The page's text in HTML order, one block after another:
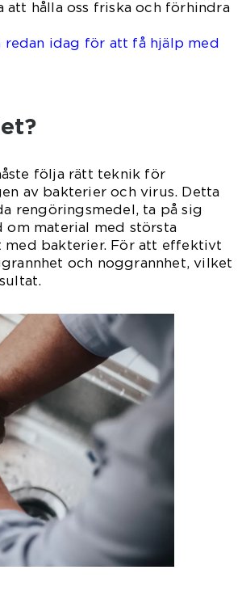
hålla oss friska och förhindra
redan idag för att få hjälp med
följa rätt teknik för
av bakterier och virus. Detta
rengöringsmedel, ta på sig
om material med största
bakterier. För att effektivt
och noggrannhet, vilket